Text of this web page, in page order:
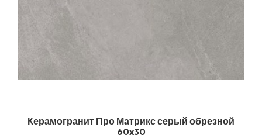
Керамогранит Про Матрикс серый обрезной
60x30